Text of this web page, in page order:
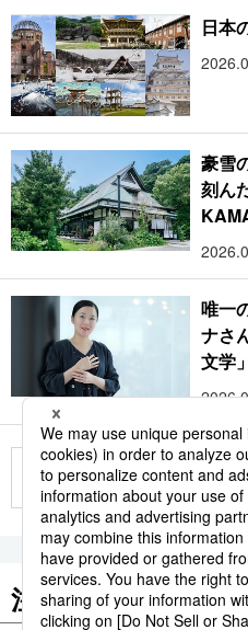
日本
豪雪
刻ん
唯一
ナさ
文学」
もっと
注目のキーワード